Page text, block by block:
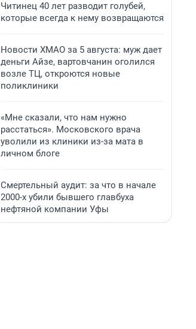
Читинец 40 лет разводит голубей,
которые всегда к нему возвращаются
Новости ХМАО за 5 августа: муж дает
деньги Айзе, вартовчанин оголился
возле ТЦ, откроются новые
поликлиники
«Мне сказали, что нам нужно
расстаться». Московского врача
уволили из клиники из-за мата в
личном блоге
Смертельный аудит: за что в начале
2000-х убили бывшего главбуха
нефтяной компании Уфы